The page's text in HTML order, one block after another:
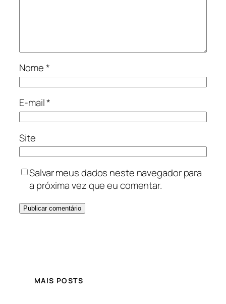
Nome*
E-mail*
Site
Salvar meus dados neste navegador para
a próxima vez que eu comentar.
MAIS POSTS